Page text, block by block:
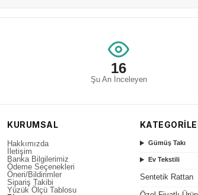
16
Şu An İnceleyen
KURUMSAL
Hakkımızda
İletişim
Banka Bilgilerimiz
Ödeme Seçenekleri
Öneri/Bildirimler
Sipariş Takibi
Yüzük Ölçü Tablosu
Gümüş Takı
Ev Tekstili
Sentetik Rattan